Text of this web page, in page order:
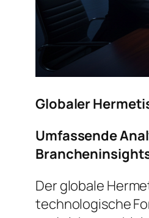
Globaler
Umfassende
Der globale
technologische